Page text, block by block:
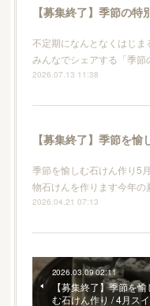
不定期になんとなくはじま
みんなでシェアする「季節
2026.07.13 11:38
季節を愉しむ石けん作り5
物石けんを作ります今年の
2026.04.21 07:13
2026.03.09 02:11
【募集終了】季節を愉
む石けん作り / 4月スイ